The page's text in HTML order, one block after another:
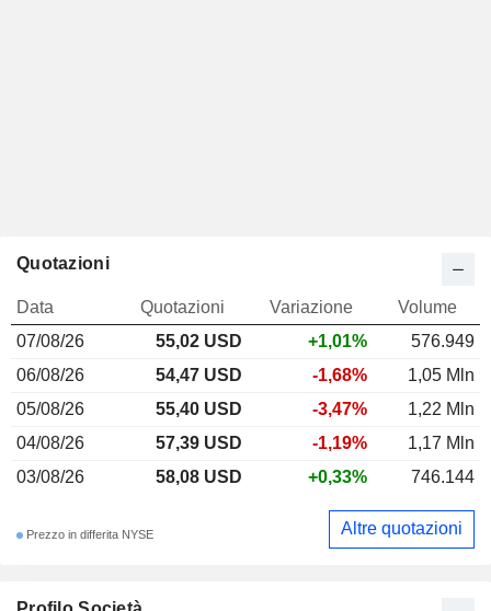
Quotazioni
Data Quotazioni Variazione
Volume
07/08/26
55,02 USD +1,01%
576.949
06/08/26
54,47 USD -1,68%
1,05 Mln
05/08/26
55,40 USD -3,47%
1,22 Mln
04/08/26
57,39 USD -1,19%
1,17 Mln
03/08/26
58,08 USD +0,33% 746.144
Prezzo in differita NYSE Altre quotazioni